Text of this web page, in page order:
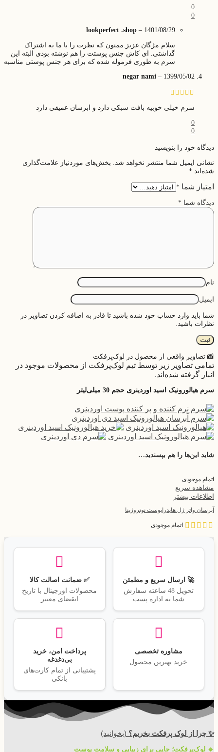
0
0
lookperfect .shop – 1401/08/29
سلام مژگان عزیز.ممنون که نظرت را با ما به اشتراک
گذاشتی. ای کاش جنس پوستت را هم نوشته بودی البته این
سرم به طوری فرموله شده که برای هر جنس پوستی مناسبه
negar nami – 1399/05/02
سرم خیلی خوبیه بافت سبکی دارد و ابرسان عمیقی دارد
0
0
دیدگاه خود را بنویسید
نشانی ایمیل شما منتشر نخواهد شد. بخش‌های موردنیاز علامت‌گذاری
شده‌اند *
امتیاز شما *
دیدگاه شما *
نام
ایمیل
شما باید وارد حساب خود شده باشید تا قادر به اضافه کردن تصاویر در
نظرات باشید.
📸 تصاویر واقعی از محصول در لوک‌پرفکت
تمامی تصاویر زیر توسط تیم لوک‌پرفکت از محصولات موجود در
انبار گرفته شده‌اند.
سرم هیالورونیک اسید اوردینری حجم 30 میلی‌لیتر
شاید این‌ها را هم بپسندید…
اتمام موجودی
مشاهده سریع
اطلاعات بیشتر
آبرسان واتر ژل هایدرابوست نوتروژینا
اتمام موجودی
🚀 ارسال سریع و مطمئن
تحویل 48 ساعته سفارش
شما به اداره پست
✅ ضمانت اصالت کالا
محصولات اورجینال با تاریخ
انقضای معتبر
مشاوره تخصصی
خرید بهترین محصول
پرداخت امن، خرید
بی‌دغدغه
پشتیبانی از تمام کارت‌های
بانکی
✨ چرا از لوک پرفکت بخریم؟ (بخوانید)
🔹 لوک‌پرفکت؛ جایی برای زیبایی و سلامت پوست